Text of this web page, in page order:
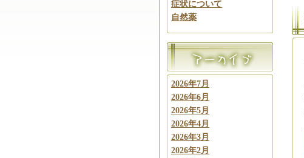
症状について
自然薬
2026年7月
2026年6月
2026年5月
2026年4月
2026年3月
2026年2月